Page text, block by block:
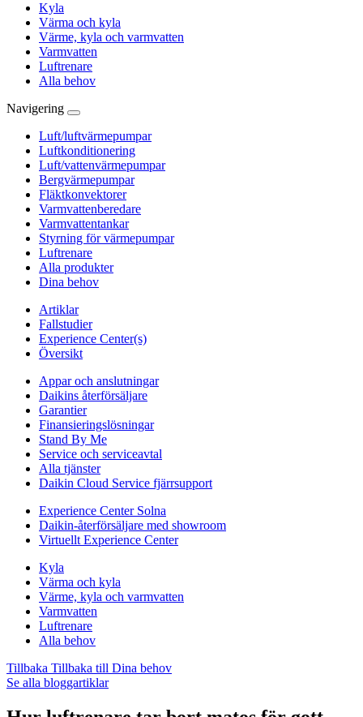
Kyla
Värma och kyla
Värme, kyla och varmvatten
Varmvatten
Luftrenare
Alla behov
Navigering
Luft/luftvärmepumpar
Luftkonditionering
Luft/vattenvärmepumpar
Bergvärmepumpar
Fläktkonvektorer
Varmvattenberedare
Varmvattentankar
Styrning för värmepumpar
Luftrenare
Alla produkter
Dina behov
Artiklar
Fallstudier
Experience Center(s)
Översikt
Appar och anslutningar
Daikins återförsäljare
Garantier
Finansieringslösningar
Stand By Me
Service och serviceavtal
Alla tjänster
Daikin Cloud Service fjärrsupport
Experience Center Solna
Daikin-återförsäljare med showroom
Virtuellt Experience Center
Kyla
Värma och kyla
Värme, kyla och varmvatten
Varmvatten
Luftrenare
Alla behov
Tillbaka Tillbaka till Dina behov
Se alla bloggartiklar